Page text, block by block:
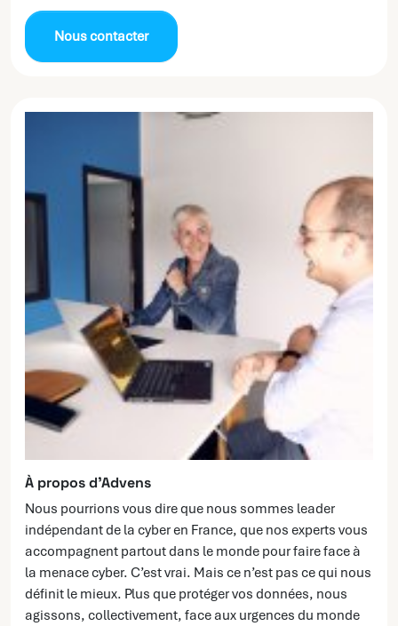
Nous contacter
À propos d’Advens
Nous pourrions vous dire que nous sommes leader
indépendant de la cyber en France, que nos experts vous
accompagnent partout dans le monde pour faire face à
la menace cyber. C’est vrai. Mais ce n’est pas ce qui nous
définit le mieux. Plus que protéger vos données, nous
agissons, collectivement, face aux urgences du monde